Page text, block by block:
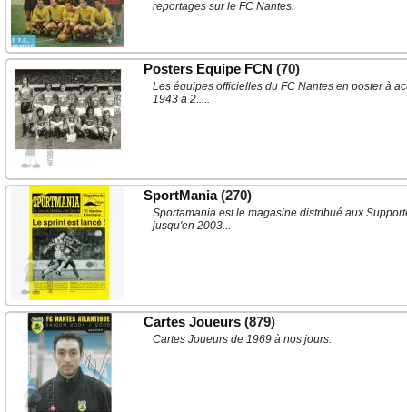
reportages sur le FC Nantes.
Posters Equipe FCN (70)
Les équipes officielles du FC Nantes en poster à
1943 à 2.....
SportMania(270)
Sportamania est le magasine distribué aux
jusqu'en 2003...
Cartes Joueurs (879)
Cartes Joueurs de 1969 à nos jours.